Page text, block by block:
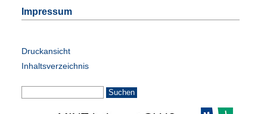
Impressum
Druckansicht
Inhaltsverzeichnis